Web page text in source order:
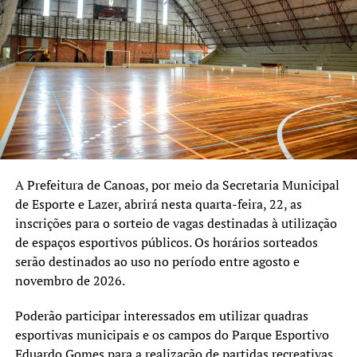
Frederico Westphalen, Lajeado e Pelotas, além do aluno
estrangeiro. A presença dos participantes impulsionou
setores como hotelaria, gastronomia e comércio.
O presidente do STPERS, Adão Alípio S. Reis, juntamente
com o secretário Ely Silva, o coordenador do curso,
professor Marcelo Mendes, da escola de formação Futuro
Craque Academy, e a equipe de professores responsáveis
pelas aulas, destacaram a importância da parceria para a
O secretário Ely Silva ressaltou o sentimento de
continuidade do trabalho desenvolvido pelo sindicato
para manter a realização do curso profissionalizante,
considerado um legado das gestões anteriores.
período da próxima edição do curso, que deverá seguir
com a proposta de ampliar a capacitação e a qualificação
A Prefeitura de Canoas, por meio da Secretaria Municipal
de Esporte e Lazer, abrirá nesta quarta-feira, 22, as
inscrições para o sorteio de vagas destinadas à utilização
de espaços esportivos públicos. Os horários sorteados
serão destinados ao uso no período entre agosto e
novembro de 2026.
Poderão participar interessados em utilizar quadras
esportivas municipais e os campos do Parque Esportivo